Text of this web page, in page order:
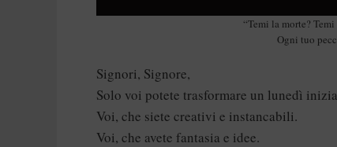
“Temi la morte?
Ogni tuo
Signori, Signore,
Solo voi potete trasformare un lunedì
Voi, che siete creativi e instancabili.
Voi, che avete fantasia e idee.